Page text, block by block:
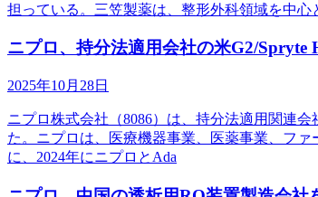
担っている。三笠製薬は、整形外科領域を中心
ニプロ、持分法適用会社の米G2/
2025年10月28日
ニプロ株式会社（8086）は、持分法適用関連
た。ニプロは、医療機器事業、医薬事業、フ
に、2024年にニプロとAda